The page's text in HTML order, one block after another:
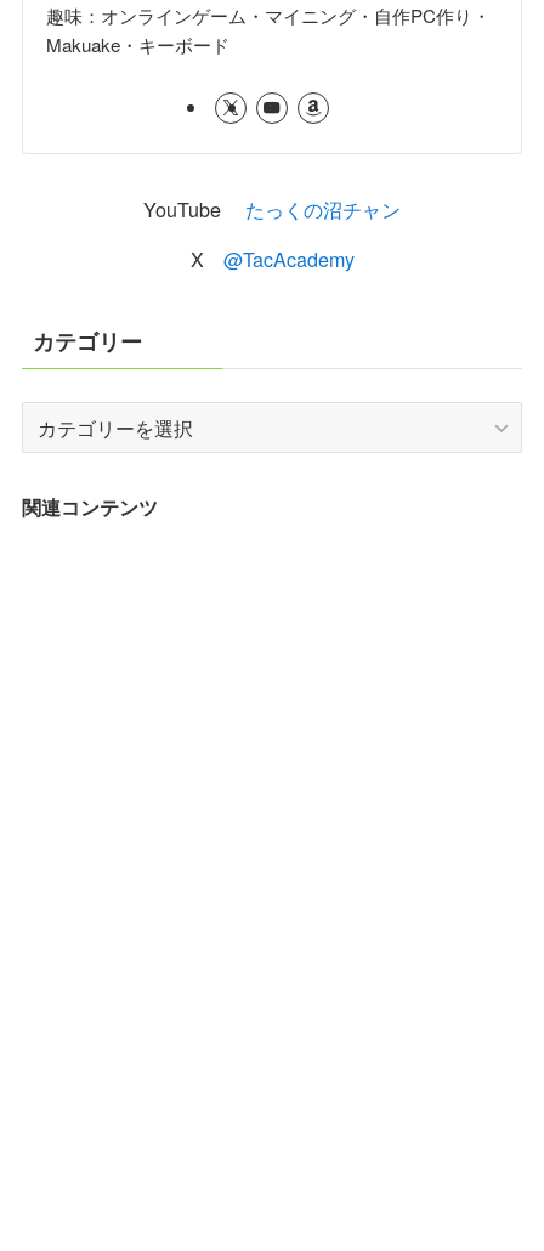
趣味：オンラインゲーム・マイニング・自作PC作り・
Makuake・キーボード
YouTube たっくの沼チャン
X @TacAcademy
カテゴリー
テ
リ
関連コンテンツ